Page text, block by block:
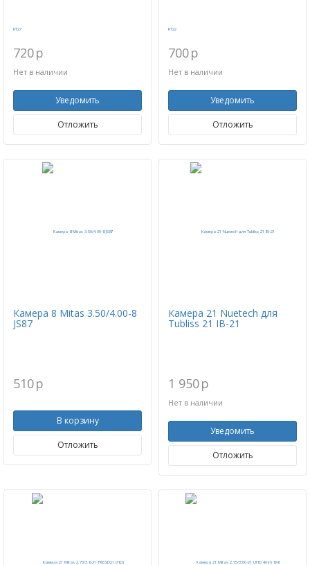
720p
Нет в наличии
Уведомить
Отложить
700p
Нет в наличии
Уведомить
Отложить
Камера 8 Mitas 3.50/4.00-8
JS87
510p
В корзину
Отложить
Камера 21 Nuetech для
Tubliss 21 IB-21
1 950p
Нет в наличии
Уведомить
Отложить